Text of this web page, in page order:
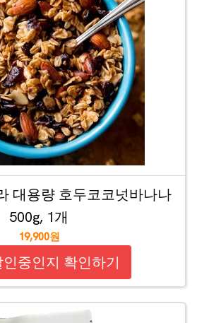
대용량 호두코코넛바나나
500g, 1개
19,900원
중인지 확인하기